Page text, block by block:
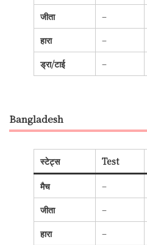
जीता
–
हारा
–
ड्रा/टाई
–
Bangladesh
स्टेट्स Test
मैच –
जीता
–
हारा
–